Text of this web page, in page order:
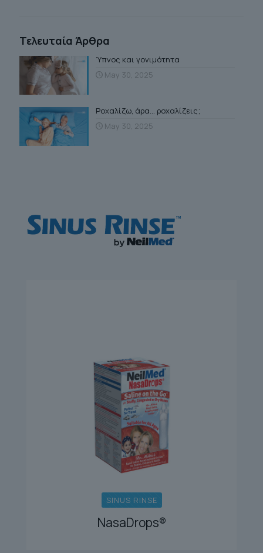
Τελευταία Άρθρα
Ύπνος και γονιμότητα
May 30, 2025
Ροχαλίζω, άρα… ροχαλίζεις;
May 30, 2025
SINUS RINSE
NasaDrops®